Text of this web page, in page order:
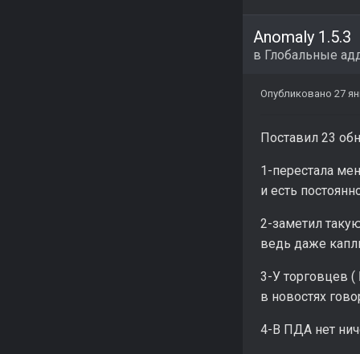
Anomaly 1.5.3
в Глобальные
Опубликовано 27
Поставил 23
1-перестала
и есть
2-заметил
ведь даже
3-У торговцев (
в новостях
4-В ПДА нет